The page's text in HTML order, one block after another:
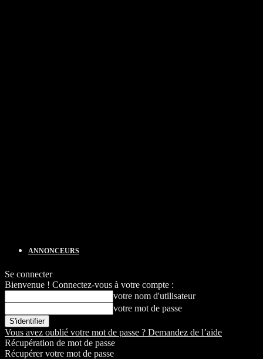
ANNONCEURS
Se connecter
Bienvenue ! Connectez-vous à votre compte :
votre nom d'utilisateur
votre mot de passe
Vous avez oublié votre mot de passe ? Demandez de l’aide
Récupération de mot de passe
Récupérer votre mot de passe